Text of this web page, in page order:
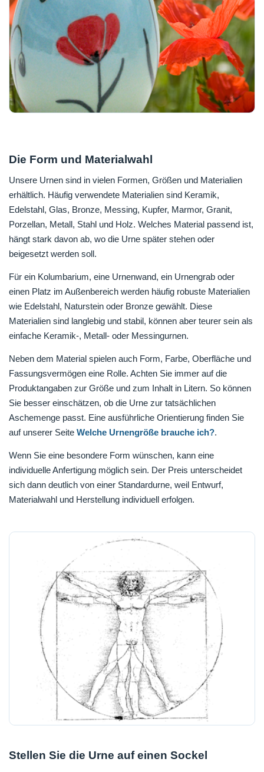
Die Form und Materialwahl
Unsere Urnen sind in vielen Formen, Größen und Materialien
erhältlich. Häufig verwendete Materialien sind Keramik,
Edelstahl, Glas, Bronze, Messing, Kupfer, Marmor, Granit,
Porzellan, Metall, Stahl und Holz. Welches Material passend ist,
hängt stark davon ab, wo die Urne später stehen oder
beigesetzt werden soll.
Für ein Kolumbarium, eine Urnenwand, ein Urnengrab oder
einen Platz im Außenbereich werden häufig robuste Materialien
wie Edelstahl, Naturstein oder Bronze gewählt. Diese
Materialien sind langlebig und stabil, können aber teurer sein als
einfache Keramik-, Metall- oder Messingurnen.
Neben dem Material spielen auch Form, Farbe, Oberfläche und
Fassungsvermögen eine Rolle. Achten Sie immer auf die
Produktangaben zur Größe und zum Inhalt in Litern. So können
Sie besser einschätzen, ob die Urne zur tatsächlichen
Aschemenge passt. Eine ausführliche Orientierung finden Sie
auf unserer Seite Welche Urnengröße brauche ich?.
Wenn Sie eine besondere Form wünschen, kann eine
individuelle Anfertigung möglich sein. Der Preis unterscheidet
sich dann deutlich von einer Standardurne, weil Entwurf,
Materialwahl und Herstellung individuell erfolgen.
Stellen Sie die Urne auf einen Sockel